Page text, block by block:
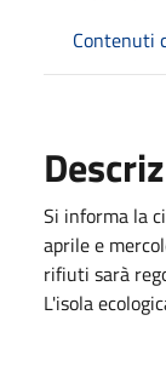
Contenuti
Si informa la
aprile e
rifiuti sarà
L'isola